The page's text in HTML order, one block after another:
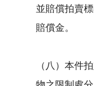
並賠償拍賣
賠償金。
（八）本件